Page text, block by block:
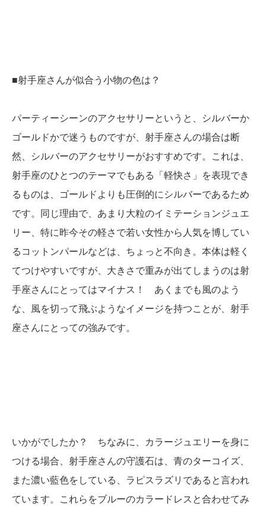
■射手座さんが似合う小物の色は？
パーティーシーンのアクセサリーというと、シルバーか
ゴールドかで迷うものですが、射手座さんの場合は断
然、シルバーのアクセサリーがおすすめです。これは、
射手座のひとつのテーマでもある「軽快さ」を表現でき
るものは、ゴールドよりも圧倒的にシルバーであるため
です。同じ理由で、あまり大粒のイミテーションジュエ
リー、特に昨今その軽さで若い女性から人気を博してい
るコットンパールなどは、ちょっと不向き。本体は軽く
てつけやすいですが、大きさで重みが出てしまうのは射
手座さんにとってはマイナス！ あくまでも風のよう
な、風を切って飛ぶようなイメージを持つことが、射手
座さんにとっての強みです。
いかがでしたか？ ちなみに、カラージュエリーを身に
つける場合、射手座さんの守護石は、青のターコイズ、
また濃い藍色をしている、ラピスラズリであると言われ
ています。これらをブルーのカラードレスと合わせてみ